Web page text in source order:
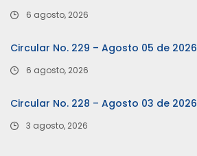
6 agosto, 2026
Circular No. 229 – Agosto 05 de 2026
6 agosto, 2026
Circular No. 228 – Agosto 03 de 2026
3 agosto, 2026